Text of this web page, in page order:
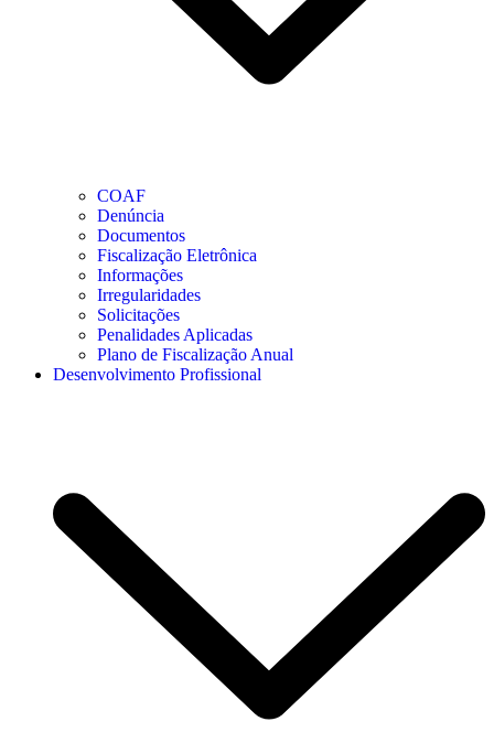
COAF
Denúncia
Documentos
Fiscalização Eletrônica
Informações
Irregularidades
Solicitações
Penalidades Aplicadas
Plano de Fiscalização Anual
Desenvolvimento Profissional